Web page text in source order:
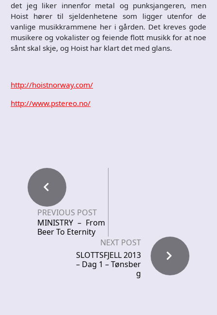
det jeg liker innenfor metal og punksjangeren, men
Hoist hører til sjeldenhetene som ligger utenfor de
vanlige musikkrammene her i gården. Det kreves gode
musikere og vokalister og feiende flott musikk for at noe
sånt skal skje, og Hoist har klart det med glans.
http://hoistnorway.com/
http://www.pstereo.no/
PREVIOUS POST
MINISTRY – From
Beer To Eternity
NEXT POST
SLOTTSFJELL 2013
– Dag 1 – Tønsber
g